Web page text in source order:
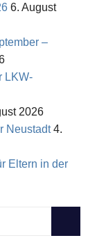
6. August
–
LKW-
2026
Neustadt 4.
Eltern in der